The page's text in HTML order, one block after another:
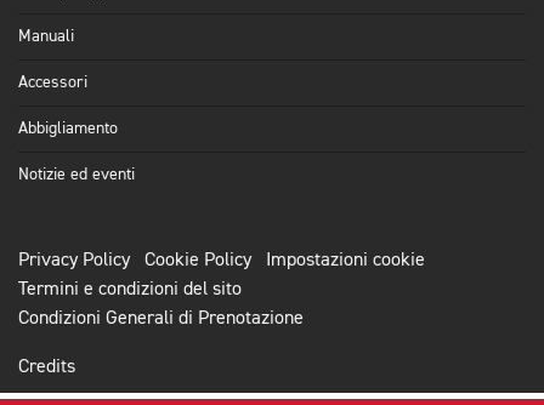
Manuali
Accessori
Abbigliamento
Notizie ed eventi
Privacy Policy Cookie Policy
Impostazioni cookie
Termini e condizioni del sito
Condizioni Generali di Prenotazione
Credits